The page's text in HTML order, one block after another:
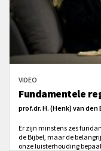
VIDEO
Fundamentele
prof.dr. H. (Henk) van
Er zijn minstens zes
de Bijbel, maar de
onze luisterhouding